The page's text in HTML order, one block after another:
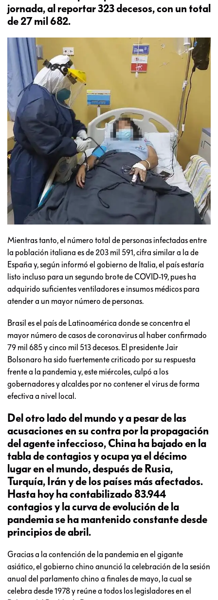
jornada, al reportar 323 decesos, con un total
de 27 mil 682.
Mientras tanto, el número total de personas infectadas entre
la población italiana es de 203 mil 591, cifra similar a la de
España y, según informó el gobierno de Italia, el país estaría
listo incluso para un segundo brote de COVID-19, pues ha
adquirido suficientes ventiladores e insumos médicos para
atender a un mayor número de personas.
Brasil es el país de Latinoamérica donde se concentra el
mayor número de casos de coronavirus al haber confirmado
79 mil 685 y cinco mil 513 decesos. El presidente Jair
Bolsonaro ha sido fuertemente criticado por su respuesta
frente a la pandemia y, este miércoles, culpó a los
gobernadores y alcaldes por no contener el virus de forma
efectiva a nivel local.
Del otro lado del mundo y a pesar de las
acusaciones en su contra por la propagación
del agente infeccioso, China ha bajado en la
tabla de contagios y ocupa ya el décimo
lugar en el mundo, después de Rusia,
Turquía, Irán y de los países más afectados.
Hasta hoy ha contabilizado 83.944
contagios y la curva de evolución de la
pandemia se ha mantenido constante desde
principios de abril.
Gracias a la contención de la pandemia en el gigante
asiático, el gobierno chino anunció la celebración de la sesión
anual del parlamento chino a finales de mayo, la cual se
celebra desde 1978 y reúne a todos los legisladores en el